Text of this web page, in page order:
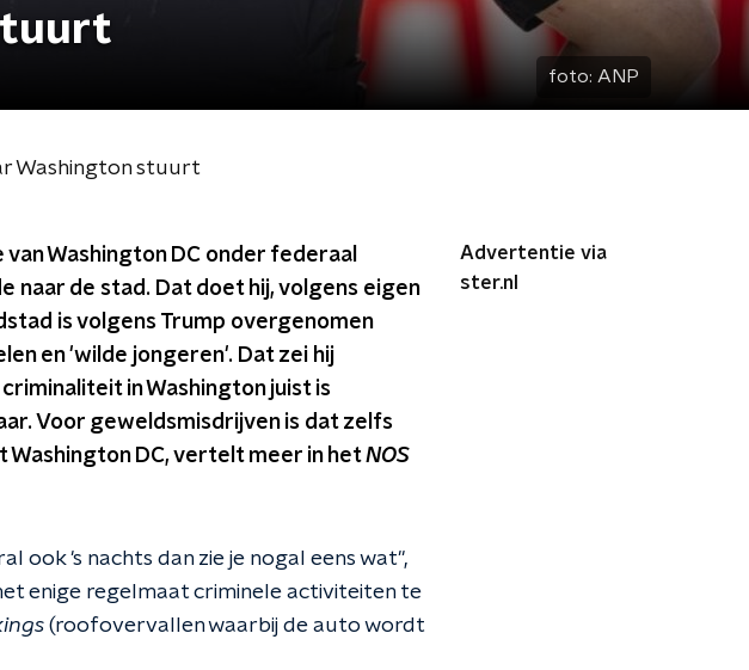
foto: ANP
Washington stuurt
Washington DC onder federaal
naar de stad. Dat doet hij, volgens eigen
is volgens Trump overgenomen
en 'wilde jongeren'. Dat zei hij
in Washington juist is
Voor geweldsmisdrijven is dat zelfs
Washington DC, vertelt meer in hetNOS
ook 's nachts dan zie je nogal eens wat",
enige regelmaat criminele activiteiten te
(roofovervallen waarbij de auto wordt
Advertentie via
ster.nl